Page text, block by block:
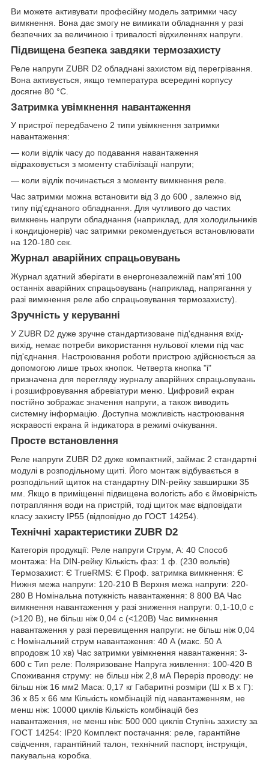
Ви можете активувати професійну модель затримки часу
вимкнення. Вона дає змогу не вимикати обладнання у разі
безпечних за величиною і тривалості відхиленнях напруги.
Підвищена безпека завдяки термозахисту
Реле напруги ZUBR D2 обладнані захистом від перегрівання.
Вона активується, якщо температура всередині корпусу
досягне 80 °С.
Затримка увімкнення навантаження
У пристрої передбачено 2 типи увімкнення затримки
навантаження:
— коли відлік часу до подавання навантаження
відраховується з моменту стабілізації напруги;
— коли відлік починається з моменту вимкнення реле.
Час затримки можна встановити від 3 до 600 , залежно від
типу під'єднаного обладнання. Для чутливого до частих
вимкнень напруги обладнання (наприклад, для холодильників
і кондиціонерів) час затримки рекомендується встановлювати
на 120-180 сек.
Журнал аварійних спрацьовувань
Журнал здатний зберігати в енергонезалежній пам'яті 100
останніх аварійних спрацьовувань (наприклад, напрягання у
разі вимкнення реле або спрацьовування термозахисту).
Зручність у керуванні
У ZUBR D2 дуже зручне стандартизоване під'єднання вхід-
вихід, немає потреби використання нульової клеми під час
під'єднання. Настроювання роботи пристрою здійснюється за
допомогою лише трьох кнопок. Четверта кнопка "i"
призначена для перегляду журналу аварійних спрацьовувань
і розшифровування абревіатури меню. Цифровий екран
постійно зображає значення напруги, а також виводить
системну інформацію. Доступна можливість настроювання
яскравості екрана й індикатора в режимі очікування.
Просте встановлення
Реле напруги ZUBR D2 дуже компактний, займає 2 стандартні
модулі в розподільному щиті. Його монтаж відбувається в
розподільний щиток на стандартну DIN-рейку завширшки 35
мм. Якщо в приміщенні підвищена вологість або є ймовірність
потрапляння води на пристрій, тоді щиток має відповідати
класу захисту IP55 (відповідно до ГОСТ 14254).
Технічні характеристики ZUBR D2
Категорія продукції: Реле напруги Струм, А: 40 Способ
монтажа: На DIN-рейку Кількість фаз: 1 ф. (230 вольтів)
Термозахист: Є TrueRMS: Є Проф. затримка вимкнення: Є
Нижня межа напруги: 120-210 В Верхня межа напруги: 220-
280 В Номінальна потужність навантаження: 8 800 ВА Час
вимкнення навантаження у разі зниження напруги: 0,1-10,0 с
(>120 В), не більш ніж 0,04 с (<120В) Час вимкнення
навантаження у разі перевищення напруги: не більш ніж 0,04
с Номінальний струм навантаження: 40 А (макс. 50 А
впродовж 10 хв) Час затримки увімкнення навантаження: 3-
600 с Тип реле: Поляризоване Напруга живлення: 100-420 В
Споживання струму: не більш ніж 2,8 мА Переріз проводу: не
більш ніж 16 мм2 Маса: 0,17 кг Габаритні розміри (Ш х В х Г):
36 х 85 х 66 мм Кількість комбінацій під навантаженням, не
менш ніж: 10000 циклів Кількість комбінацій без
навантаження, не менш ніж: 500 000 циклів Ступінь захисту за
ГОСТ 14254: IP20 Комплект постачання: реле, гарантійне
свідчення, гарантійний талон, технічний паспорт, інструкція,
пакувальна коробка.